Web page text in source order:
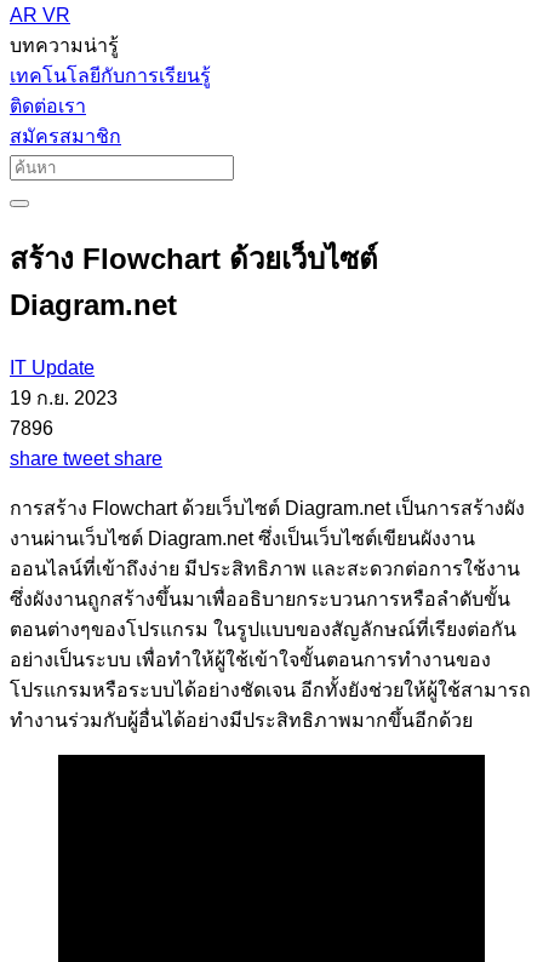
AR VR
บทความน่ารู้
เทคโนโลยีกับการเรียนรู้
ติดต่อเรา
สมัครสมาชิก
สร้าง Flowchart ด้วยเว็บไซต์
Diagram.net
IT Update
19 ก.ย. 2023
7896
share tweet share
การสร้าง Flowchart ด้วยเว็บไซต์ Diagram.net เป็นการสร้างผัง
งานผ่านเว็บไซต์ Diagram.net ซึ่งเป็นเว็บไซต์เขียนผังงาน
ออนไลน์ที่เข้าถึงง่าย มีประสิทธิภาพ และสะดวกต่อการใช้งาน
ซึ่งผังงานถูกสร้างขึ้นมาเพื่ออธิบายกระบวนการหรือลำดับขั้น
ตอนต่างๆของโปรแกรม ในรูปแบบของสัญลักษณ์ที่เรียงต่อกัน
อย่างเป็นระบบ เพื่อทำให้ผู้ใช้เข้าใจขั้นตอนการทำงานของ
โปรแกรมหรือระบบได้อย่างชัดเจน อีกทั้งยังช่วยให้ผู้ใช้สามารถ
ทำงานร่วมกับผู้อื่นได้อย่างมีประสิทธิภาพมากขึ้นอีกด้วย